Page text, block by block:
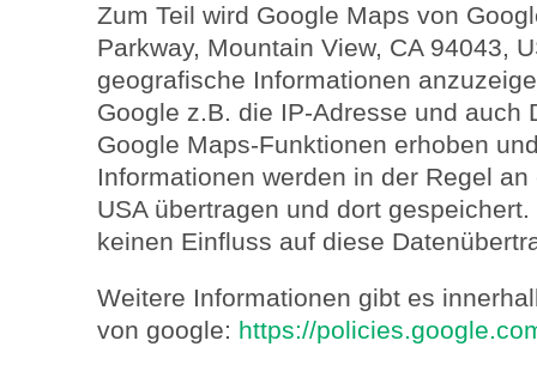
Zum Teil wird Google Maps von
Parkway, Mountain View, CA 94043,
geografische Informationen
Google z.B. die IP-Adresse und auch
Google Maps-Funktionen erhoben
Informationen werden in der Regel
USA übertragen und dort
keinen Einfluss auf diese
Weitere Informationen gibt es
von google: https://